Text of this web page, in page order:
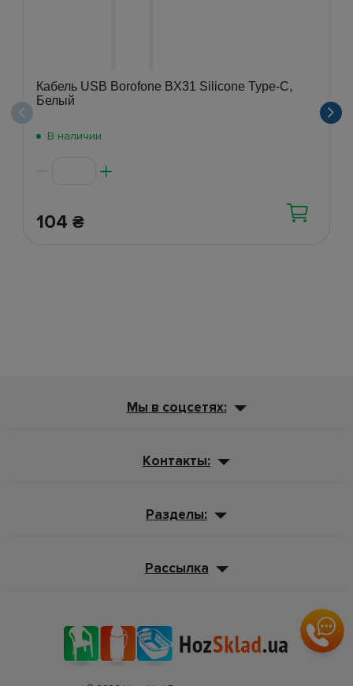
Кабель USB Borofone BX31 Silicone Type-C,
Белый
В наличии
104 ₴
Мы в соцсетях:
Контакты:
Разделы:
Рассылка